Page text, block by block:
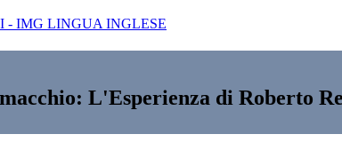
L'Esperienza di Roberto